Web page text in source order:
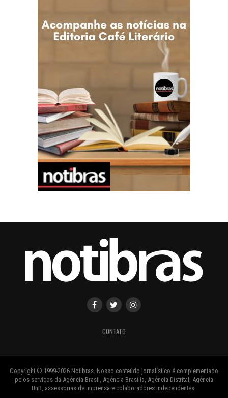
CONTATO
Copyright ® 1999-2026 Notibras. Nosso conteúdo jornalístico é complementado
pelos serviços da Agência Brasil, Agência Brasília, Agência Distrital, Agência
UnB, assessorias de imprensa e colaboradores independentes.